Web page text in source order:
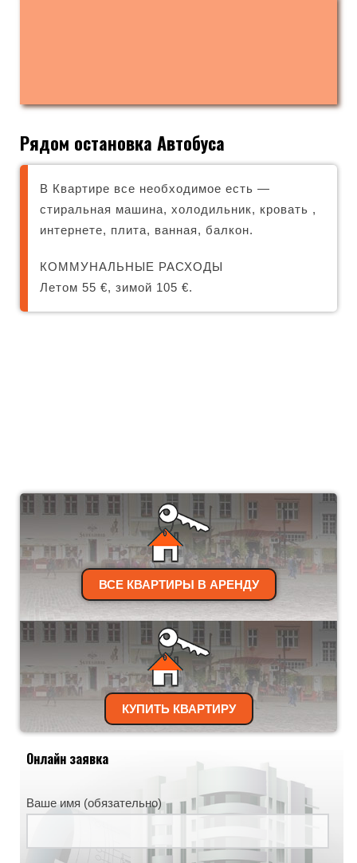
Рядом остановка Автобуса
В Квартире все необходимое есть —
стиральная машина, холодильник, кровать ,
интернете, плита, ванная, балкон.
КОММУНАЛЬНЫЕ РАСХОДЫ
Летом 55 €, зимой 105 €.
ВСЕ КВАРТИРЫ В АРЕНДУ
КУПИТЬ КВАРТИРУ
Онлайн заявка
Ваше имя (обязательно)